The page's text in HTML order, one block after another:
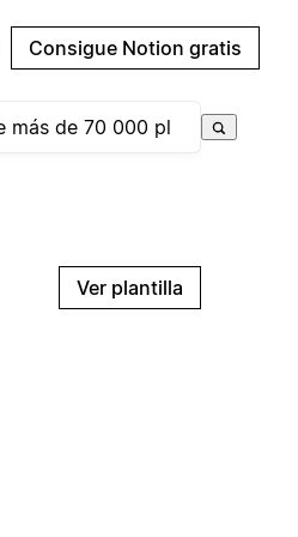
Consigue Notion gratis
Ver plantilla